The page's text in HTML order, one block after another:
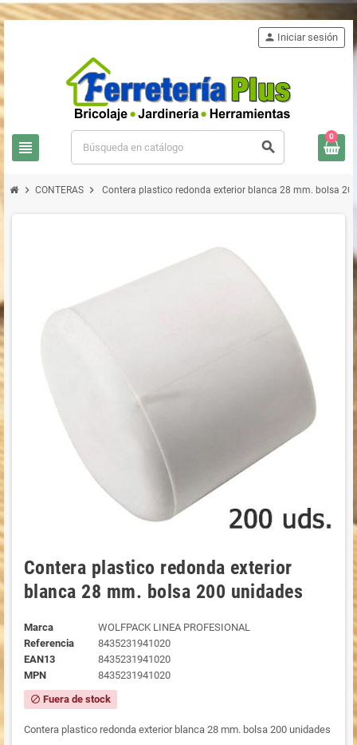
view_headline search
person Iniciar sesión
0
chevron_right CONTERAS chevron_right Contera plastico redonda exterior blanca 28 mm. bolsa
Contera plastico redonda exterior
blanca 28 mm. bolsa 200 unidades
Marca
WOLFPACK LINEA PROFESIONAL
Referencia
8435231941020
EAN13
8435231941020
MPN
8435231941020
block Fuera de stock
Contera plastico redonda exterior blanca 28 mm. bolsa 200 unidades